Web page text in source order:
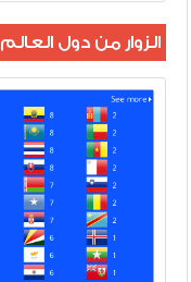
الزوار من دول العالم